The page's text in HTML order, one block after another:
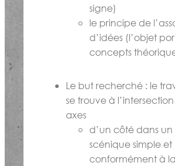
signe)
le principe de
d’idées (l’objet
concepts
Le but recherché : le
se trouve à
axes
d’un côté dans
scénique simple et
conformément à